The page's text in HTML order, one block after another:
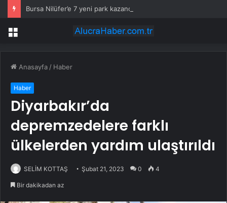
Bursa Nilüfer’e 7 yeni park kazandırılıyor
Menü
Anasayfa / Haber
Haber
Diyarbakır’da
depremzedelere farklı
ülkelerden yardım ulaştırıldı
SELİM KOTTAŞ Şubat 21, 2023 0 4
Bir dakikadan az